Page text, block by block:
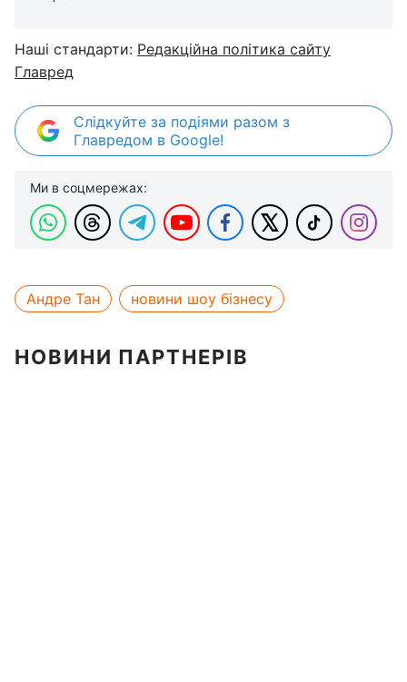
Наші стандарти: Редакційна політика сайту
Главред
Слідкуйте за подіями разом з
Главредом в Google!
Ми в соцмережах:
Андре Тан новини шоу бізнесу
НОВИНИ ПАРТНЕРІВ